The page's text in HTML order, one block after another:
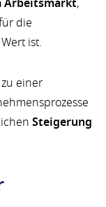
Arbeitsmarkt,
die
ist.
einer
Steigerung